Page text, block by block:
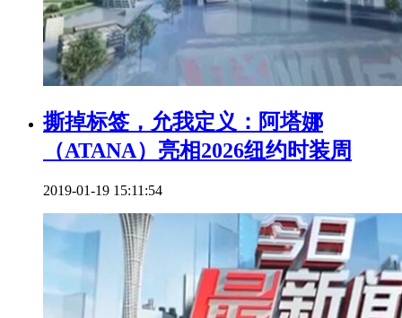
撕掉标签，允我定义：阿塔娜
（ATANA）亮相2026纽约时装周
2019-01-19 15:11:54